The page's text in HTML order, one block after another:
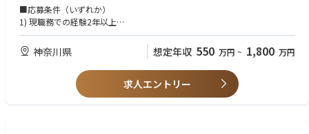
後の変更を管理する
•顧客からの要求仕様と出荷装置仕様との整合をとる作業
- 顧客・社内関係部門・協力会社へ装置仕様・作業区分を説明し、合意を
得るまでを担当する
•装置の仕様書および設計図書の作成
•国内手配品の選定、予算の立案、購入および予算管理
•搬入および機器接続作業の管理業務
• 出張比率：通常は0~5%
■応募条件（いずれか）
1) 現職務での経験2年以上
2) Management及び Project管理能力尚可
3) 部署・年齢など壁なく積極的に国内(社内外)及び海外とコミュニケーシ
ョンをとれる方
4) お互いを尊重するチームワークを持つ方
5) ⾃分から積極的に⾏動できる方
※未経験者でも意欲のある方歓迎です。
神奈川県 想定年収 550 万円 ~ 1,800 万円
求人エントリー